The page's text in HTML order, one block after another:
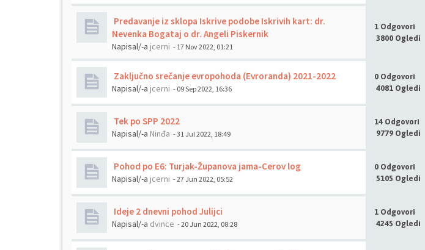
Predavanje iz sklopa Iskrive podobe Iskrivih kart: dr.
Nevenka Bogataj o dr. Angeli Piskernik
Napisal/-a jcerni - 17 Nov 2022, 01:21
1 Odgovori
3800 Ogledi
Zaključno srečanje evropohoda (Evroranda) 2021-2022
Napisal/-a jcerni - 09 Sep 2022, 16:36
0 Odgovori
4081 Ogledi
Tek po SPP 2022
Napisal/-a Ninđa - 31 Jul 2022, 18:49
14 Odgovori
9779 Ogledi
Pohod po E6: Turjak-Županova jama-Cerov log
Napisal/-a jcerni - 27 Jun 2022, 05:52
0 Odgovori
5105 Ogledi
Ideje 2 dnevni pohod Julijci
Napisal/-a dvince - 20 Jun 2022, 08:28
1 Odgovori
4245 Ogledi